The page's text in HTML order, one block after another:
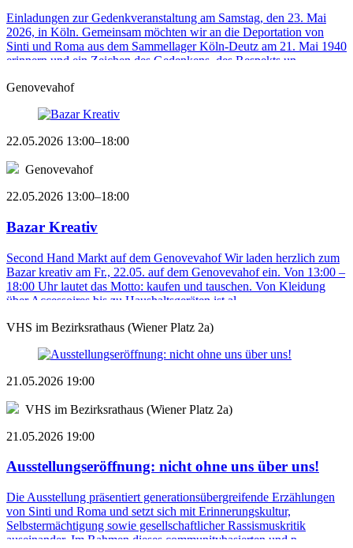
Einladungen zur Gedenkveranstaltung am Samstag, den 23. Mai
2026, in Köln. Gemeinsam möchten wir an die Deportation von
Sinti und Roma aus dem Sammellager Köln-Deutz am 21. Mai 1940
erinnern und ein Zeichen des Gedenkens, des Respekts un ...
Genovevahof
22.05.2026 13:00–18:00
Genovevahof
22.05.2026 13:00–18:00
Bazar Kreativ
Second Hand Markt auf dem Genovevahof Wir laden herzlich zum
Bazar kreativ am Fr., 22.05. auf dem Genovevahof ein. Von 13:00 –
18:00 Uhr lautet das Motto: kaufen und tauschen. Von Kleidung
über Accessoires bis zu Haushaltsgeräten ist al ...
VHS im Bezirksrathaus (Wiener Platz 2a)
21.05.2026 19:00
VHS im Bezirksrathaus (Wiener Platz 2a)
21.05.2026 19:00
Ausstellungseröffnung: nicht ohne uns über uns!
Die Ausstellung präsentiert generationsübergreifende Erzählungen
von Sinti und Roma und setzt sich mit Erinnerungskultur,
Selbstermächtigung sowie gesellschaftlicher Rassismuskritik
auseinander. Im Rahmen dieses communitybasierten und p ...